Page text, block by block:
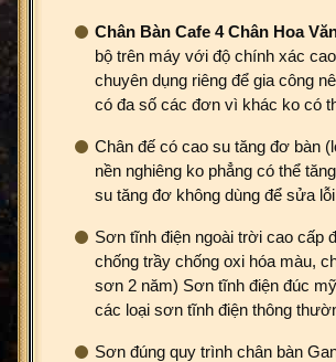
Chân Bàn Cafe 4 Chân Hoa
bộ trên máy với độ chính xác
chuyên dụng riêng để gia công
có đa số các đơn vì khác ko có
Chân đế có cao su tăng đơ bàn
nền nghiêng ko phẳng có thể
su tăng đơ không dùng để sửa
Sơn tĩnh điện ngoài trời cao cấp
chống trầy chống oxi hóa màu,
sơn 2 năm) Sơn tĩnh điện đúc
các loại sơn tĩnh điện thông
Sơn đúng quy trình chân bàn